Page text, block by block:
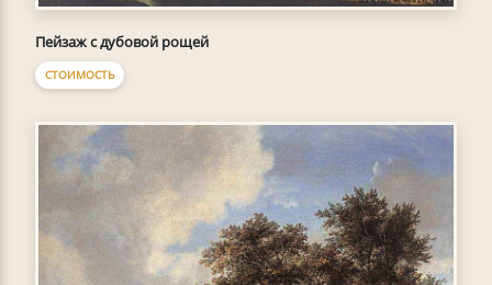
Пейзаж с дубовой рощей
СТОИМОСТЬ